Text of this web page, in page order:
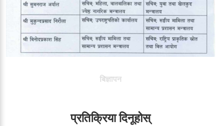
बिज्ञापन
प्रतिक्रिया दिनूहोस्